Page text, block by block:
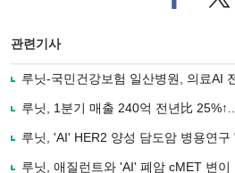
이
로
기
사
유
기
터로
관련기사
루닛-국민건강보험 일산병원, 의료AI
루닛, 1분기 매출 240억 전년比
루닛, 'AI' HER2 양성 담도암 병용연구
루닛, 애질런트와 'AI' 폐암 cMET 변이